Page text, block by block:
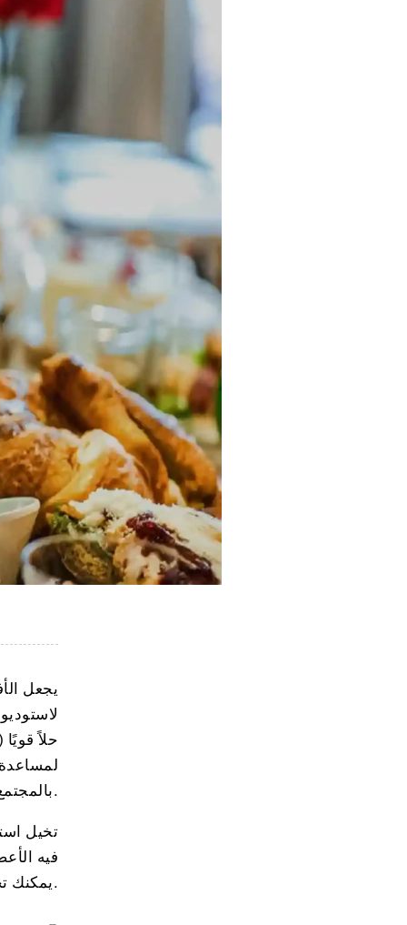
يجعل
بالمجتمع وتوفير مزايا حصرية تبقي الأعضاء متفاعلين وملتزمين.
تخيل
فيه
، يمكنك تجاوز العلاقات القائمة على المعاملات وبناء مجتمع مزدهر حول علامتك التجارية.